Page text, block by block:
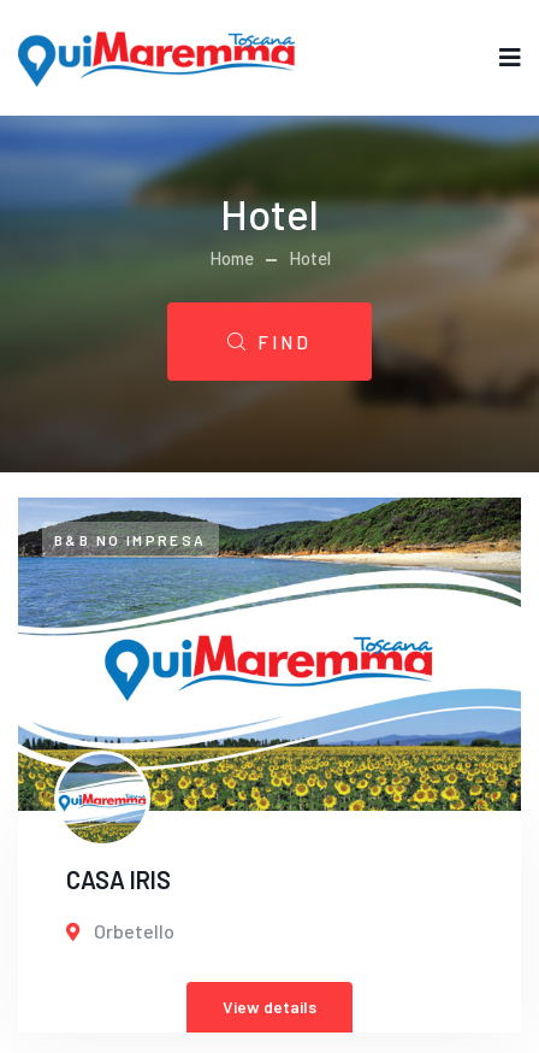
Hotel
Home Hotel
FIND
B&B NO IMPRESA
CASA IRIS
Orbetello
View details